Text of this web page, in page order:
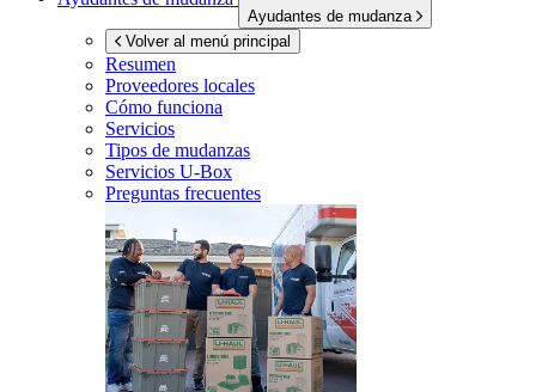
Ayudantes de mudanza
Volver al menú principal
Resumen
Proveedores locales
Cómo funciona
Servicios
Tipos de mudanzas
Servicios U-Box
Preguntas frecuentes